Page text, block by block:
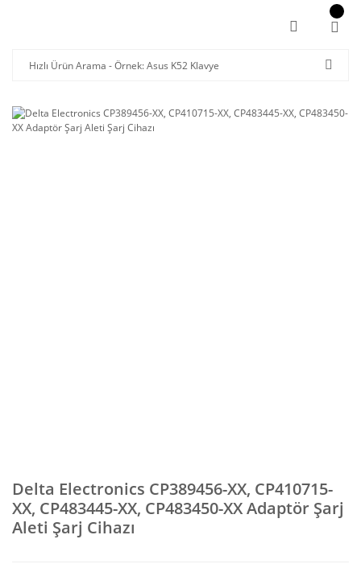
Delta Electronics CP389456-XX, CP410715-
XX, CP483445-XX, CP483450-XX Adaptör Şarj
Aleti Şarj Cihazı